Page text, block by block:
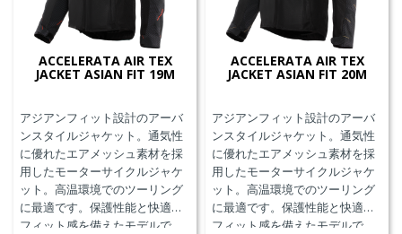
ACCELERATA AIR TEX
JACKET ASIAN FIT 19M
アジアンフィット設計のアーバ
ンスタイルジャケット。通気性
に優れたエアメッシュ素材を採
用したモーターサイクルジャケ
ット。高温環境でのツーリング
に最適です。保護性能と快適な
フィット感を備えたモデルで
ACCELERATA AIR TEX
JACKET ASIAN FIT 20M
アジアンフィット設計のアーバ
ンスタイルジャケット。通気性
に優れたエアメッシュ素材を採
用したモーターサイクルジャケ
ット。高温環境でのツーリング
に最適です。保護性能と快適な
フィット感を備えたモデルで